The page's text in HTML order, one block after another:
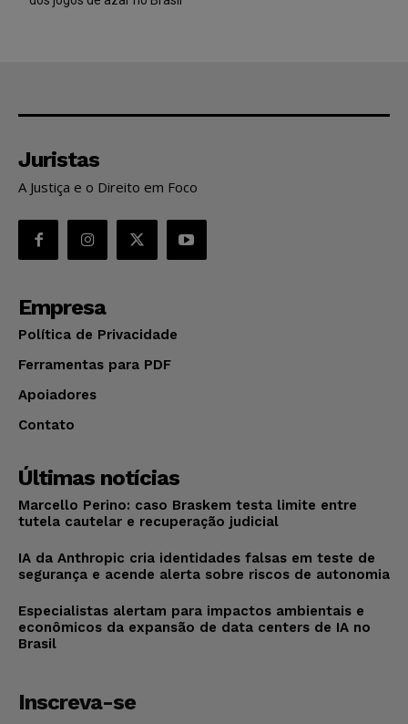
Juristas
A Justiça e o Direito em Foco
Empresa
Política de Privacidade
Ferramentas para PDF
Apoiadores
Contato
Últimas notícias
Marcello Perino: caso Braskem testa limite entre
tutela cautelar e recuperação judicial
IA da Anthropic cria identidades falsas em teste de
segurança e acende alerta sobre riscos de autonomia
Especialistas alertam para impactos ambientais e
econômicos da expansão de data centers de IA no
Brasil
Inscreva-se